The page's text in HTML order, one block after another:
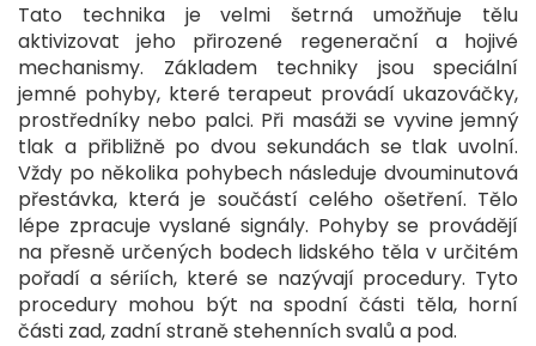
Tato technika je velmi šetrná umožňuje tělu
aktivizovat jeho přirozené regenerační a hojivé
mechanismy. Základem techniky jsou speciální
jemné pohyby, které terapeut provádí ukazováčky,
prostředníky nebo palci. Při masáži se vyvine jemný
tlak a přibližně po dvou sekundách se tlak uvolní.
Vždy po několika pohybech následuje dvouminutová
přestávka, která je součástí celého ošetření. Tělo
lépe zpracuje vyslané signály. Pohyby se provádějí
na přesně určených bodech lidského těla v určitém
pořadí a sériích, které se nazývají procedury. Tyto
procedury mohou být na spodní části těla, horní
části zad, zadní straně stehenních svalů a pod.